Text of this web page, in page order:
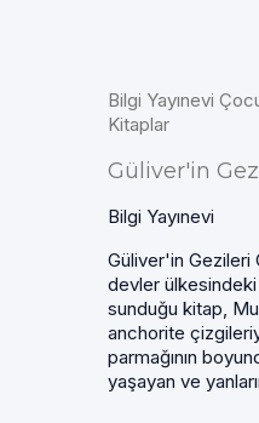
Bilgi Yayınevi
Kitaplar
Güliver'in
Bilgi Yayınevi
Güliver'in Gezileri
devler ülkesindeki
sunduğu kitap,
anchorite
parmağının
yaşayan ve